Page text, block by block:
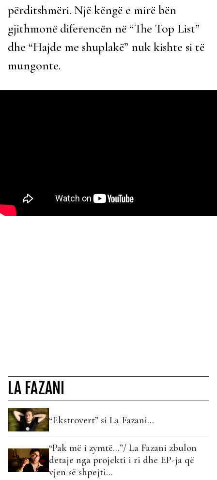
përditshmëri. Një këngë e mirë bën
gjithmonë diferencën në “The Top List”
dhe “Hajde me shuplakë” nuk kishte si të
mungonte.
LA FAZANI
“Ekstrovert” si La Fazani…
“Pak më i zymtë…”/ La Fazani zbulon
detaje nga projekti i ri dhe EP-ja që
vjen së shpejti...